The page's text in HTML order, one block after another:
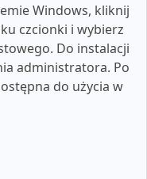
Windows, kliknij
czcionki i wybierz
Do instalacji
administratora. Po
do użycia w